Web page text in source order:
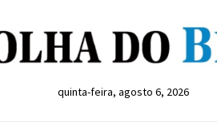
quinta-feira, agosto 6, 2026